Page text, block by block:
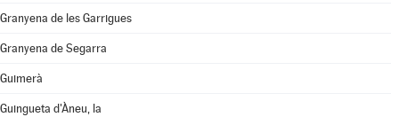
Granyena de les Garrigues
Granyena de Segarra
Guimerà
Guingueta d'Àneu, la